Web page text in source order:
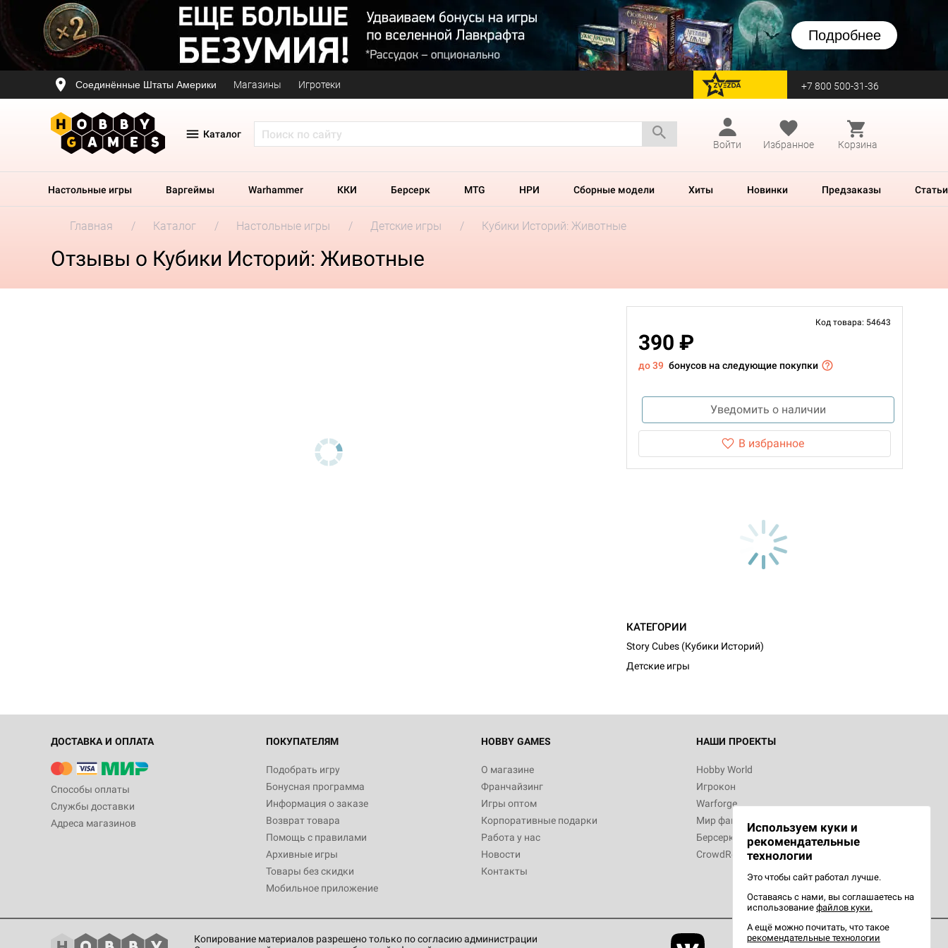
Подробнее
Соединённые Штаты Америки Магазины Игротеки перейти на Zvezda +7 800 500-31-36
Каталог
Войти
Избранное Корзина
Настольные игры Варгеймы Warhammer ККИ Берсерк MTG НРИ Сборные модели Хиты Новинки Предзаказы Статьи
Главная Каталог Настольные игры Детские игры Кубики Историй: Животные
Отзывы о Кубики Историй: Животные
Код товара: 54643
390 ₽
до 39 бонусов на следующие покупки
Уведомить о наличии
В избранное
КАТЕГОРИИ
Story Cubes (Кубики Историй)
Детские игры
ДОСТАВКА И ОПЛАТА
Способы оплаты
Службы доставки
Адреса магазинов
ПОКУПАТЕЛЯМ
Подобрать игру
Бонусная программа
Информация о заказе
Возврат товара
Помощь с правилами
Архивные игры
Товары без скидки
Мобильное приложение
HOBBY GAMES
О магазине
Франчайзинг
Игры оптом
Корпоративные подарки
Работа у нас
Новости
Контакты
НАШИ ПРОЕКТЫ
Hobby World
Игрокон
Warforge
Мир фантастики
Берсерк
CrowdRepublic
Копирование материалов разрешено только по согласию администрации
Используем куки и
рекомендательные
технологии
Это чтобы сайт работал лучше.
Оставаясь с нами, вы соглашаетесь на
использование файлов куки.
А ещё можно почитать, что такое
рекомендательные технологии